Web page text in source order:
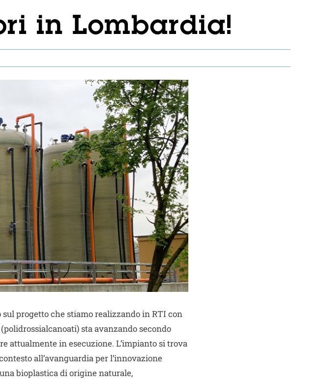
in Lombardia!
progetto che stiamo realizzando in RTI con
sta avanzando secondo
attualmente in esecuzione. L’impianto si trova
all’avanguardia per l’innovazione
bioplastica di origine naturale,